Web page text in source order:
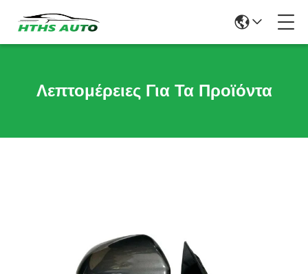
Λεπτομέρειες Για Τα Προϊόντα